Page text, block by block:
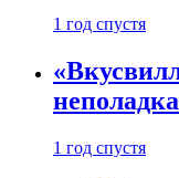
1 год спустя
1 год спустя